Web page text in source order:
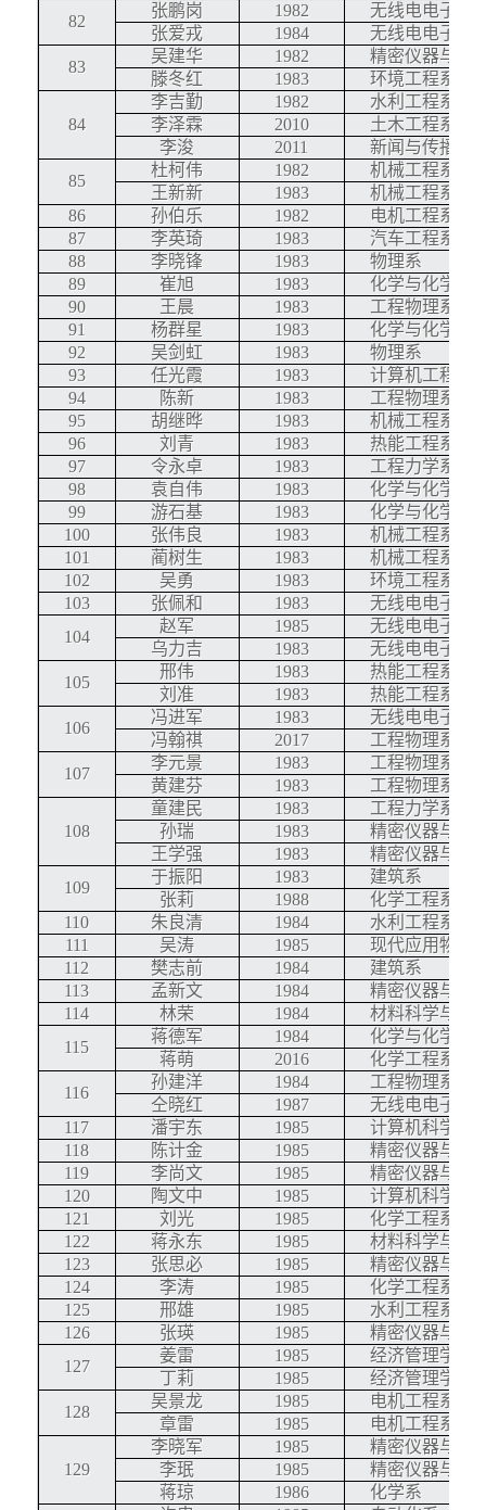
82
张鹏岗 1982
无线电电子学
张爱戎
1984
无线电电子学
83
吴建华 1982
精密仪器与机
滕冬红
1983 环境工程系
84
李吉勤 1982
水利工程系
李泽霖
2010
土木工程系
李浚
2011
新闻与传播学
85
杜柯伟 1982
机械工程系
王新新
1983
机械工程系
86
孙伯乐 1982
电机工程系
87
李英琦 1983
汽车工程系
88
李晓锋 1983
物理系
89
崔旭 1983
化学与化学工
90
王晨 1983
工程物理系
91
杨群星 1983
化学与化学工
92
吴剑虹 1983
物理系
93
任光霞 1983
计算机工程与
94
陈新 1983
工程物理系
95
胡继晔 1983
机械工程系
96
刘青 1983
热能工程系
97
令永卓 1983
工程力学系
98
袁自伟 1983
化学与化学工
99
游石基 1983
化学与化学工
100
张伟良 1983
机械工程系
101
蔺树生 1983
机械工程系
102
吴勇 1983
环境工程系
103
张佩和 1983
无线电电子学
104
赵军 1985
无线电电子学
乌力吉
1983
无线电电子学
105
邢伟 1983
热能工程系
刘准
1983
热能工程系
106
冯进军 1983
无线电电子学
冯翰祺
2017
工程物理系
107
李元景 1983
工程物理系
黄建芬
1983 工程物理系
108
童建民 1983
工程力学系
孙瑞
1983
精密仪器与机
王学强
1983
精密仪器与机
109
于振阳 1983
建筑系
张莉
1988
化学工程系
110
朱良清 1984
水利工程系
111
吴涛 1985
现代应用物理
112
樊志前 1984
建筑系
113
孟新文 1984
精密仪器与机
114
林荣 1984
材料科学与工
115
蒋德军 1984
化学与化学工
蒋萌
2016
化学工程系
116
孙建洋 1984
工程物理系
仝晓红
1987
无线电电子学
117
潘宇东 1985
计算机科学与
118
陈计金 1985
精密仪器与机
119
李尚文 1985
精密仪器与机
120
陶文中 1985
计算机科学与
121
刘光 1985
化学工程系
122
蒋永东 1985
材料科学与工
123
张思必 1985
精密仪器与机
124
李涛 1985
化学工程系
125
邢雄 1985
水利工程系
126
张瑛 1985
精密仪器与机
127
姜雷 1985
经济管理学院
丁莉
1985
经济管理学院
128
吴景龙 1985
电机工程系
章雷
1985 电机工程系
129
李晓军 1985
精密仪器与机
李珉
1985
精密仪器与机
蒋琼
1986
化学系